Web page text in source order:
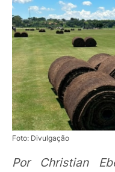
Foto: Divulgação
Por Christian